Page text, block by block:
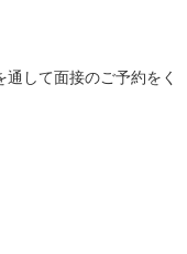
して面接のご予約をく